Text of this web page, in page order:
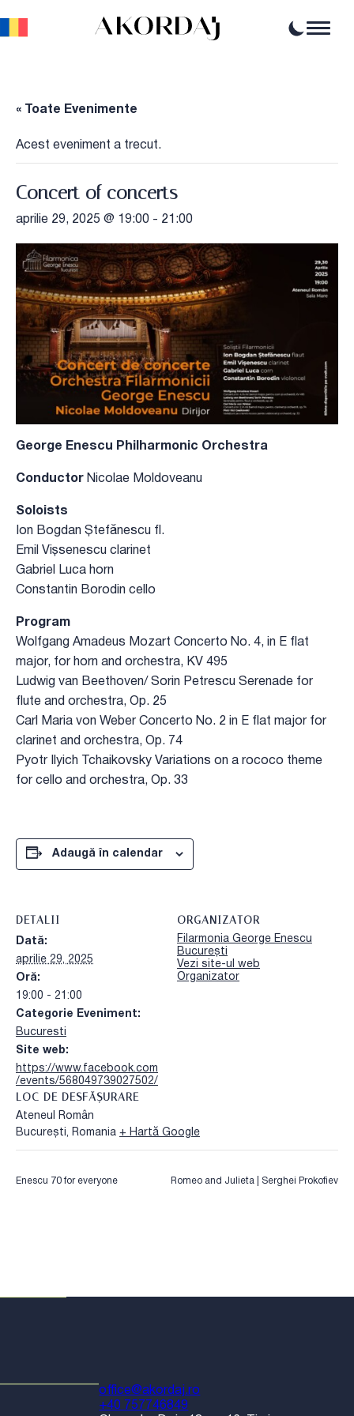
Știri
Resurse
« Toate Evenimente
Acest eveniment a trecut.
Concert of concerts
aprilie 29, 2025 @ 19:00 - 21:00
George Enescu Philharmonic Orchestra
Conductor Nicolae Moldoveanu
Soloists
Ion Bogdan Ștefănescu fl.
Emil Vișsenescu clarinet
Gabriel Luca horn
Constantin Borodin cello
Program
Wolfgang Amadeus Mozart Concerto No. 4, in E flat
major, for horn and orchestra, KV 495
Ludwig van Beethoven/ Sorin Petrescu Serenade for
flute and orchestra, Op. 25
Carl Maria von Weber Concerto No. 2 in E flat major for
clarinet and orchestra, Op. 74
Pyotr Ilyich Tchaikovsky Variations on a rococo theme
for cello and orchestra, Op. 33
Adaugă în calendar
DETALII
Dată:
aprilie 29, 2025
Oră:
19:00 - 21:00
Categorie Eveniment:
Bucuresti
Site web:
https://www.facebook.com
/events/568049739027502/
LOC DE DESFĂȘURARE
Ateneul Român
București , Romania + Hartă Google
ORGANIZATOR
Filarmonia George Enescu
București
Vezi site-ul web
Organizator
Enescu 70 for everyone Romeo and Julieta | Serghei Prokofiev
office@akordaj.ro
+40 757746849